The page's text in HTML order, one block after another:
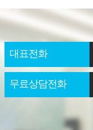
대표전화
무료상담전화